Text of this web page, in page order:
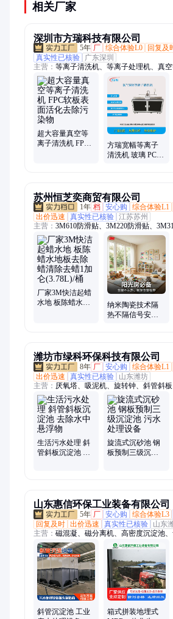
相关厂家
深圳市方瑞科技有限公司
5年 厂 综合体验L0 回复及
真实性已核验
广东深圳
主营： 等离子清洗机、等离子处理机、真
子清洁设备、等离子表面处理机、等离子
机、小型等离子清洗机、在线等离子处理机
超大容量真空等
离子清洗机 FPC
方瑞宽幅等离子
清洗机 玻璃 PCB
苏州恒芝奕商贸有限公司
1年 档 安心购 综合体验L1
出价迅速
真实性已核验 江苏苏州
主营： 3M610防滑贴、3M220防滑贴、
护理、3M510防滑贴、3M710防滑贴、
蜡、3M超级硬光蜡、3M隔热膜、3M6301
厂家3M快洁起蜡
水地 板陈蜡水地
纳米陶瓷技术隔
热不隔信号安全
潍坊市绿科环保科技有限公司
8年 厂 安心购 综合体验L1
出价迅速
真实性已核验
山东潍坊
主营： 厌氧塔、吸泥机、旋转钟、斜管斜板
过滤机、沉淀池、dtro垃圾、pp喷淋塔、污
加药装置、厌氧装置、废水处理、机械格
速、垃圾压缩、一体化设备、河道治理、
水处理、钟式沉沙机
生活污水处理 斜
管斜板沉淀池 去
旋流式沉砂池 钢
板预制三级沉淀
山东惠信环保工业装备有限公司
5年 厂 安心购 综合体验L3
回复及时 出价迅速 真实性已核验
山东
主营： 磁混凝、磁分离机、高密度沉淀池、
屠宰污水处理设备、磁絮凝、磁混凝磁分
污水处理设备、气浮机、污水提标改造工
备、市政污水处理、工业污水处理、高效
池、反硝化生物滤池、隧道污水处理设备
一体化净水设备、除氟污水处理、淡水养
度
斜管沉淀池 工业
箱式拼装地埋式